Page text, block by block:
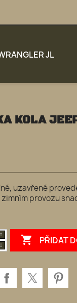
JL
KOLA
uzavřené
zimním provozu
 PŘIDAT